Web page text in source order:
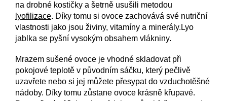
na drobné kostičky a šetrně usušili metodou
lyofilizace. Díky tomu si ovoce zachovává své nutriční
vlastnosti jako jsou živiny, vitamíny a minerály.Lyo
jablka se pyšní vysokým obsahem vlákniny.
Mrazem sušené ovoce je vhodné skladovat při
pokojové teplotě v původním sáčku, který pečlivě
uzavřete nebo si jej můžete přesypat do vzduchotěšné
nádoby. Díky tomu zůstane ovoce krásně křupavé.